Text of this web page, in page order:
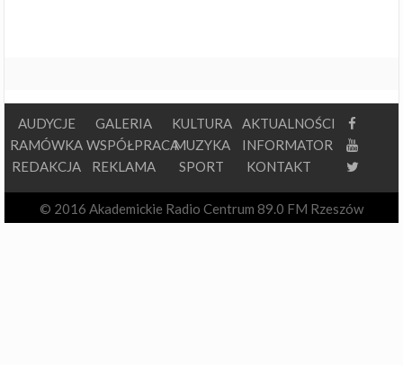
AUDYCJE
RAMÓWKA
REDAKCJA
GALERIA
WSPÓŁPRACA
REKLAMA
KULTURA
MUZYKA
SPORT
AKTUALNOŚCI
INFORMATOR
KONTAKT
© 2016 Akademickie Radio Centrum 89.0 FM Rzeszów